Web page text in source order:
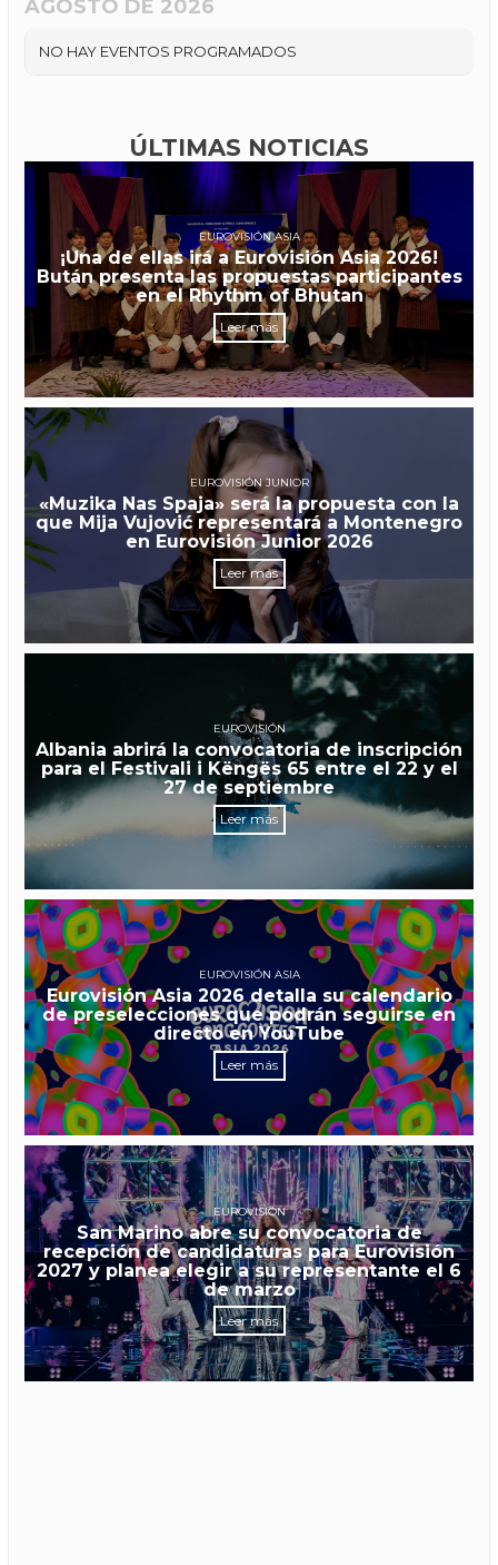
AGOSTO DE 2026
NO HAY EVENTOS PROGRAMADOS
ÚLTIMAS NOTICIAS
EUROVISIÓN ASIA
¡Una de ellas irá a Eurovisión Asia 2026!
Bután presenta las propuestas participantes
en el Rhythm of Bhutan
Leer más
EUROVISIÓN JUNIOR
«Muzika Nas Spaja» será la propuesta con la
que Mija Vujović representará a Montenegro
en Eurovisión Junior 2026
Leer más
EUROVISIÓN
Albania abrirá la convocatoria de inscripción
para el Festivali i Këngës 65 entre el 22 y el
27 de septiembre
Leer más
EUROVISIÓN ASIA
Eurovisión Asia 2026 detalla su calendario
de preselecciones que podrán seguirse en
directo en YouTube
Leer más
EUROVISIÓN
San Marino abre su convocatoria de
recepción de candidaturas para Eurovisión
2027 y planea elegir a su representante el 6
de marzo
Leer más